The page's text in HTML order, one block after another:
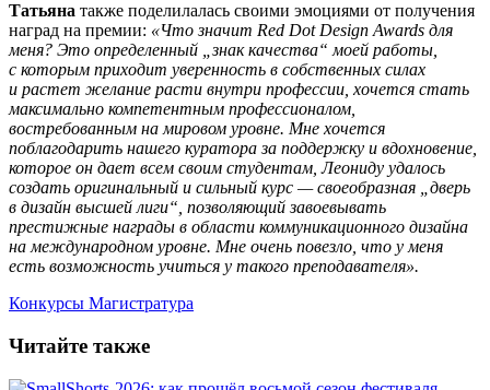
Татьяна также поделилалась своими эмоциями от получения
наград на премии: «Что значит Red Dot Design Awards для
меня? Это определенный „знак качества“ моей работы,
с которым приходит уверенность в собственных силах
и растет желание расти внутри профессии, хочется стать
максимально компетентным профессионалом,
востребованным на мировом уровне. Мне хочется
поблагодарить нашего куратора за поддержку и вдохновение,
которое он дает всем своим студентам, Леониду удалось
создать оригинальный и сильный курс — своеобразная „дверь
в дизайн высшей лиги“, позволяющий завоевывать
престижные награды в области коммуникационного дизайна
на международном уровне. Мне очень повезло, что у меня
есть возможность учиться у такого преподавателя».
Конкурсы Магистратура
Читайте также